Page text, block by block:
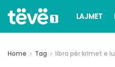
LAJMET
Home Tag libra për krimet e